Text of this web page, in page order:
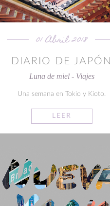
01 Abril 2018
DIARIO DE JAPÓN
Luna de miel - Viajes
Una semana en Tokio y Kioto.
LEER